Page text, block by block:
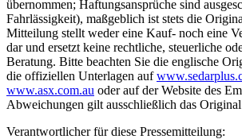
übernommen; Haftungsansprüche sind
Fahrlässigkeit), maßgeblich ist stets die
Mitteilung stellt weder eine Kauf- noch eine
dar und ersetzt keine rechtliche, steuerliche
Beratung. Bitte beachten Sie die englische
die offiziellen Unterlagen auf
www.asx.com.au oder auf der Website des
Abweichungen gilt ausschließlich das
Verantwortlicher für diese Pressemitteilung: